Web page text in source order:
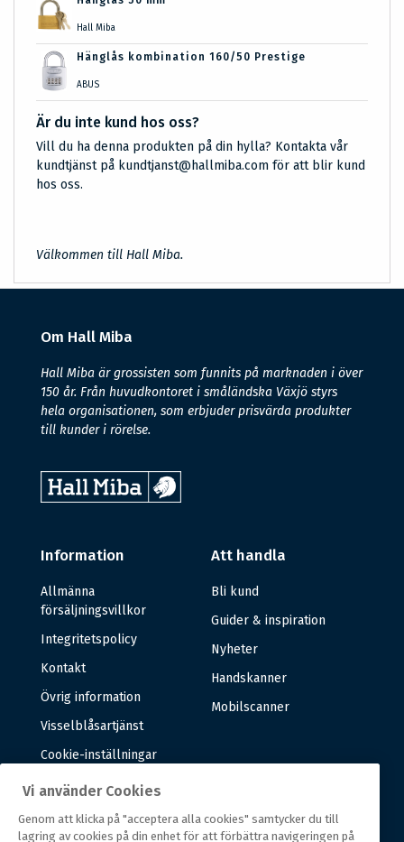
Hall Miba
Hänglås kombination 160/50 Prestige
ABUS
Är du inte kund hos oss?
Vill du ha denna produkten på din hylla? Kontakta vår
kundtjänst på kundtjanst@hallmiba.com för att blir kund
hos oss.
Välkommen till Hall Miba.
Om Hall Miba
Hall Miba är grossisten som funnits på marknaden i över
150 år. Från huvudkontoret i småländska Växjö styrs
hela organisationen, som erbjuder prisvärda produkter
till kunder i rörelse.
Information
Allmänna
försäljningsvillkor
Integritetspolicy
Kontakt
Övrig information
Visselblåsartjänst
Cookie-inställningar
Att handla
Bli kund
Guider & inspiration
Nyheter
Handskanner
Mobilscanner
Vi använder Cookies
Genom att klicka på "acceptera alla cookies" samtycker du till
lagring av cookies på din enhet för att förbättra navigeringen på